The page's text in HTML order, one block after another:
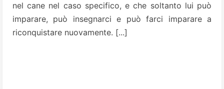
nel cane nel caso specifico, e che soltanto lui può
imparare, può insegnarci e può farci imparare a
riconquistare nuovamente. [...]